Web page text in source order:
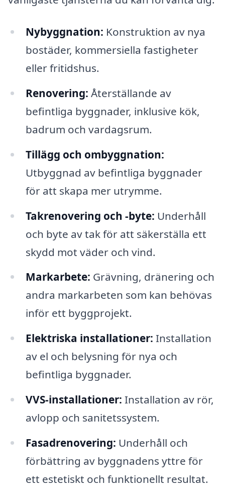
Nybyggnation: Konstruktion av nya
bostäder, kommersiella fastigheter
eller fritidshus.
Renovering: Återställande av
befintliga byggnader, inklusive kök,
badrum och vardagsrum.
Tillägg och ombyggnation:
Utbyggnad av befintliga byggnader
för att skapa mer utrymme.
Takrenovering och -byte: Underhåll
och byte av tak för att säkerställa ett
skydd mot väder och vind.
Markarbete: Grävning, dränering och
andra markarbeten som kan behövas
inför ett byggprojekt.
Elektriska installationer: Installation
av el och belysning för nya och
befintliga byggnader.
VVS-installationer: Installation av rör,
avlopp och sanitetssystem.
Fasadrenovering: Underhåll och
förbättring av byggnadens yttre för
ett estetiskt och funktionellt resultat.